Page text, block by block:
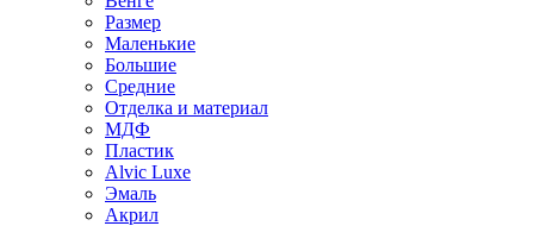
Размер
Маленькие
Большие
Средние
Отделка и материал
МДФ
Пластик
Alvic Luxe
Эмаль
Акрил